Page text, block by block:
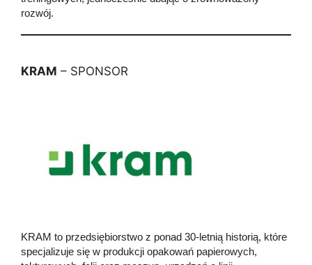
rozwój.
KRAM – SPONSOR
KRAM to przedsiębiorstwo z ponad 30-letnią historią, które
specjalizuje się w produkcji opakowań papierowych,